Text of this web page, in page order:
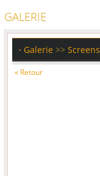
GALERIE
• Galerie >> Screens
« Retour